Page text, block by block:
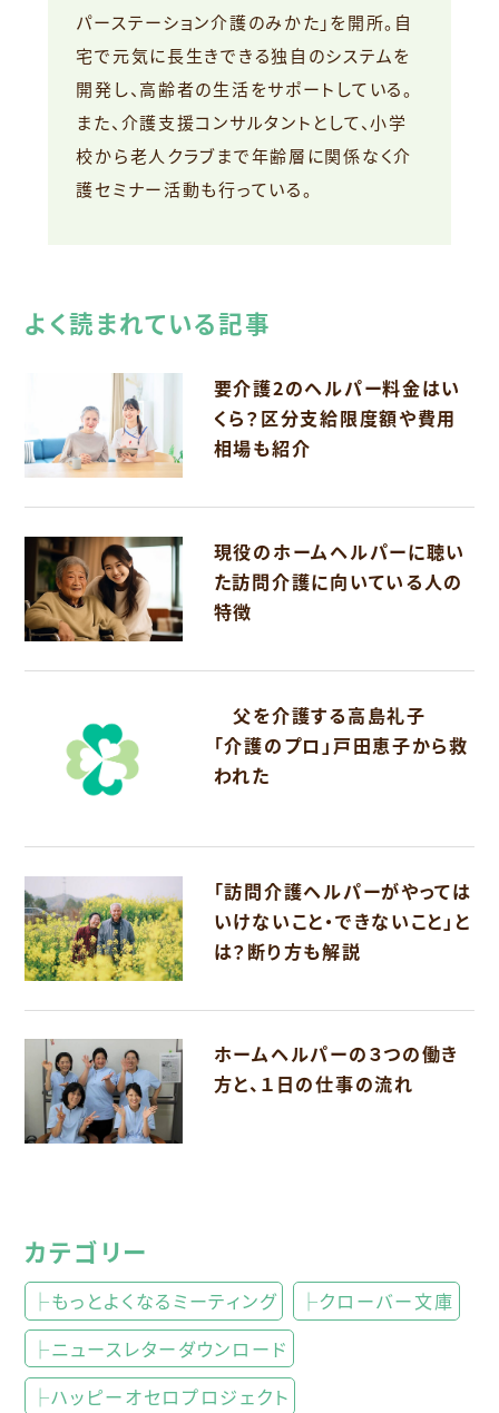
パーステーション介護のみかた」を開所。自
宅で元気に長生きできる独自のシステムを
開発し、高齢者の生活をサポートしている。
また、介護支援コンサルタントとして、小学
校から老人クラブまで年齢層に関係なく介
護セミナー活動も行っている。
よく読まれている記事
要介護2のヘルパー料金はい
くら？区分支給限度額や費用
相場も紹介
現役のホームヘルパーに聴い
た訪問介護に向いている人の
特徴
父を介護する高島礼子
「介護のプロ」戸田恵子から救
われた
「訪問介護ヘルパーがやっては
いけないこと・できないこと」と
は？断り方も解説
ホームヘルパーの３つの働き
方と、１日の仕事の流れ
カテゴリー
├もっとよくなるミーティング
├クローバー文庫
├ニュースレターダウンロード
├ハッピーオセロプロジェクト